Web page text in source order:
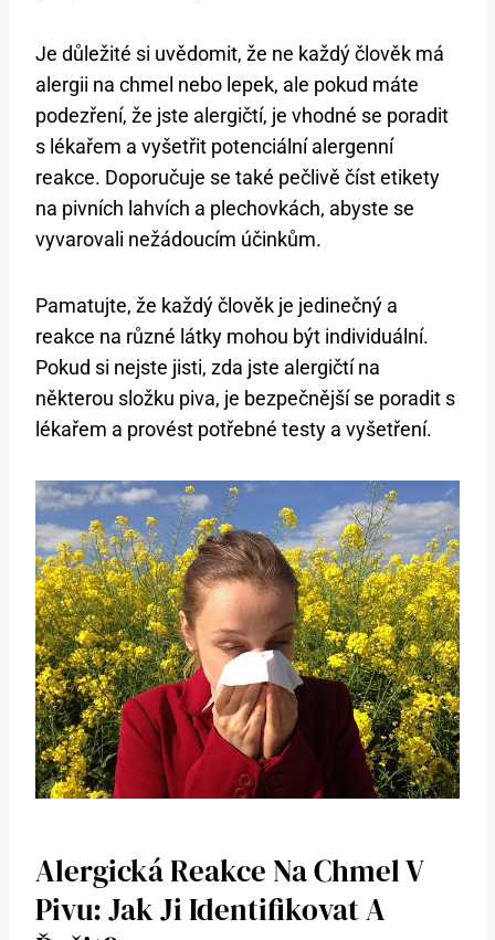
Je důležité si uvědomit, že ne každý člověk má
alergii na chmel nebo lepek, ale pokud máte
podezření, že jste alergičtí, je vhodné se poradit
s lékařem a vyšetřit potenciální alergenní
reakce. Doporučuje se také pečlivě číst etikety
na pivních lahvích a plechovkách, abyste se
vyvarovali nežádoucím účinkům.
Pamatujte, že každý člověk je jedinečný a
reakce na různé látky mohou být individuální.
Pokud si nejste jisti, zda jste alergičtí na
některou složku piva, je bezpečnější se poradit s
lékařem a provést potřebné testy a vyšetření.
Alergická Reakce Na Chmel V
Pivu: Jak Ji Identifikovat A